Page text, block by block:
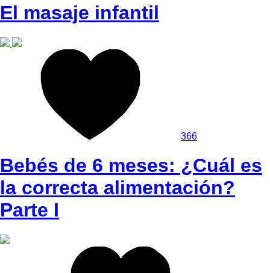
El masaje infantil
366
Bebés de 6 meses: ¿Cuál es
la correcta alimentación?
Parte I